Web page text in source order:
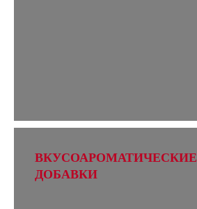
ВКУСОАРОМАТИЧЕСКИЕ
ДОБАВКИ